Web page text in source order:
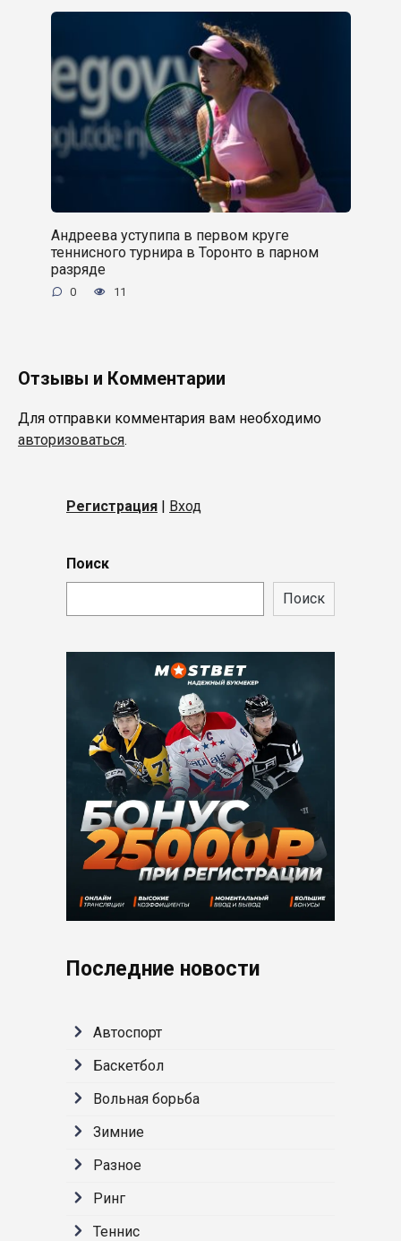
Андреева уступипа в первом круге
теннисного турнира в Торонто в парном
разряде
0 11
Отзывы и Комментарии
Для отправки комментария вам необходимо
авторизоваться.
Регистрация | Вход
Поиск
Поиск
Последние новости
Автоспорт
Баскетбол
Вольная борьба
Зимние
Разное
Ринг
Теннис